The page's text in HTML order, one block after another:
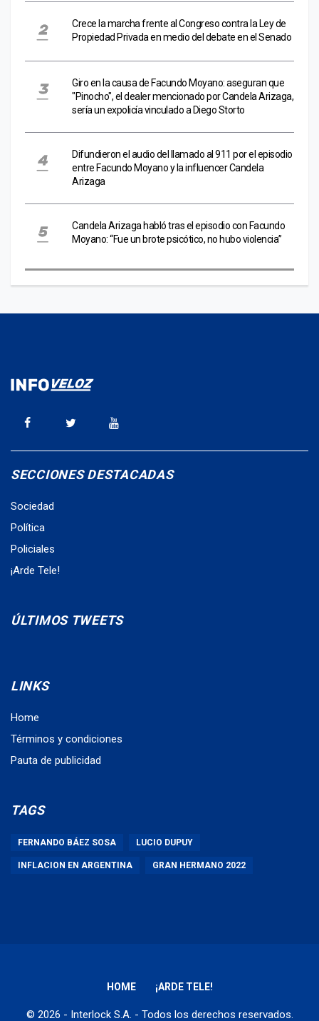
Crece la marcha frente al Congreso contra la Ley de
Propiedad Privada en medio del debate en el Senado
Giro en la causa de Facundo Moyano: aseguran que
"Pinocho", el dealer mencionado por Candela Arizaga,
sería un expolicía vinculado a Diego Storto
Difundieron el audio del llamado al 911 por el episodio
entre Facundo Moyano y la influencer Candela
Arizaga
Candela Arizaga habló tras el episodio con Facundo
Moyano: “Fue un brote psicótico, no hubo violencia”
SECCIONES DESTACADAS
Sociedad
Política
Policiales
¡Arde Tele!
ÚLTIMOS TWEETS
LINKS
Home
Términos y condiciones
Pauta de publicidad
TAGS
FERNANDO BÁEZ SOSA LUCIO DUPUY
INFLACION EN ARGENTINA GRAN HERMANO 2022
HOME ¡ARDE TELE!
© 2026 - Interlock S.A. - Todos los derechos reservados.